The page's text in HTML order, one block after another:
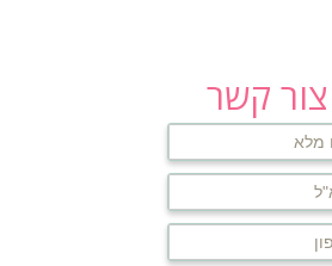
צור קשר